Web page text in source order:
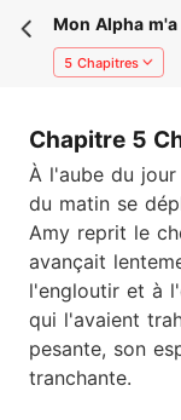
Mon Alpha
ma propre
5 Chapitres
Chapitre 5
À l'aube du
du matin se
Amy reprit le
avançait
l'engloutir et à
qui l'avaient
pesante, son
tranchante.